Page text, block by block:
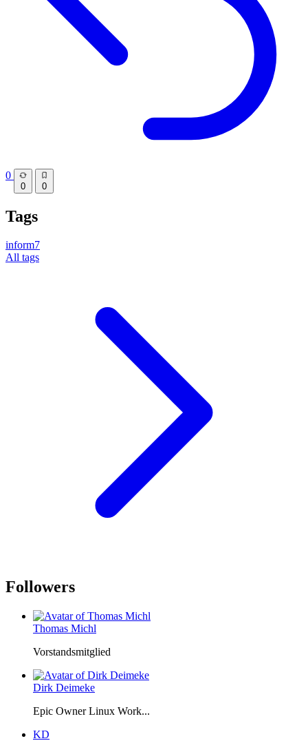
0
0 0
Tags
inform7
All tags
Followers
Thomas Michl
Vorstandsmitglied
Dirk Deimeke
Epic Owner Linux Work...
KD